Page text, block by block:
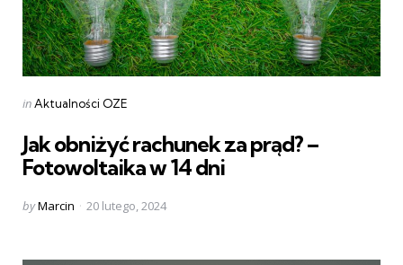
Categories
Posted
inAktualności OZE
Jak obniżyć rachunek za prąd? –
Fotowoltaika w 14 dni
Posted
byMarcin 20 lutego, 2024